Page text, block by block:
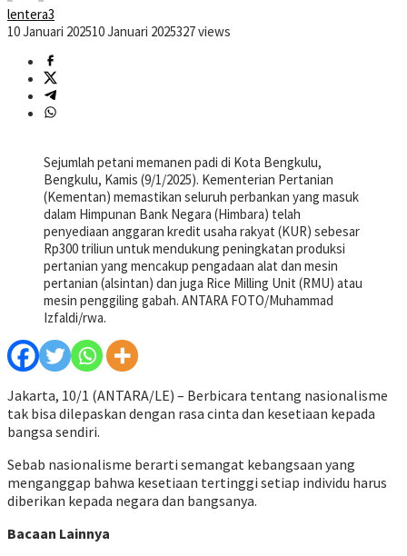
lentera3
10 Januari 202510 Januari 2025327 views
Sejumlah petani memanen padi di Kota Bengkulu,
Bengkulu, Kamis (9/1/2025). Kementerian Pertanian
(Kementan) memastikan seluruh perbankan yang masuk
dalam Himpunan Bank Negara (Himbara) telah
penyediaan anggaran kredit usaha rakyat (KUR) sebesar
Rp300 triliun untuk mendukung peningkatan produksi
pertanian yang mencakup pengadaan alat dan mesin
pertanian (alsintan) dan juga Rice Milling Unit (RMU) atau
mesin penggiling gabah. ANTARA FOTO/Muhammad
Izfaldi/rwa.
Jakarta, 10/1 (ANTARA/LE) – ​​​​​​Berbicara tentang nasionalisme
tak bisa dilepaskan dengan rasa cinta dan kesetiaan kepada
bangsa sendiri.
Sebab nasionalisme berarti semangat kebangsaan yang
menganggap bahwa kesetiaan tertinggi setiap individu harus
diberikan kepada negara dan bangsanya.
Bacaan Lainnya